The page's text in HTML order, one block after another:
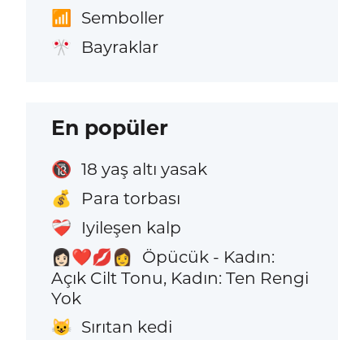
📶 Semboller
🎌 Bayraklar
En popüler
🔞 18 yaş altı yasak
💰 Para torbası
❤️‍🩹 Iyileşen kalp
👩🏻‍❤️‍💋‍👩
Öpücük - Kadın:
Açık Cilt Tonu, Kadın: Ten Rengi
Yok
😺 Sırıtan kedi